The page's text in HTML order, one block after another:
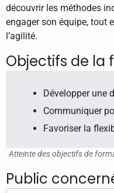
découvrir les méthodes
engager son équipe, tout
l’agilité.
Objectifs de la
Développer une
Communiquer
Favoriser la
Atteinte des objectifs de
Public